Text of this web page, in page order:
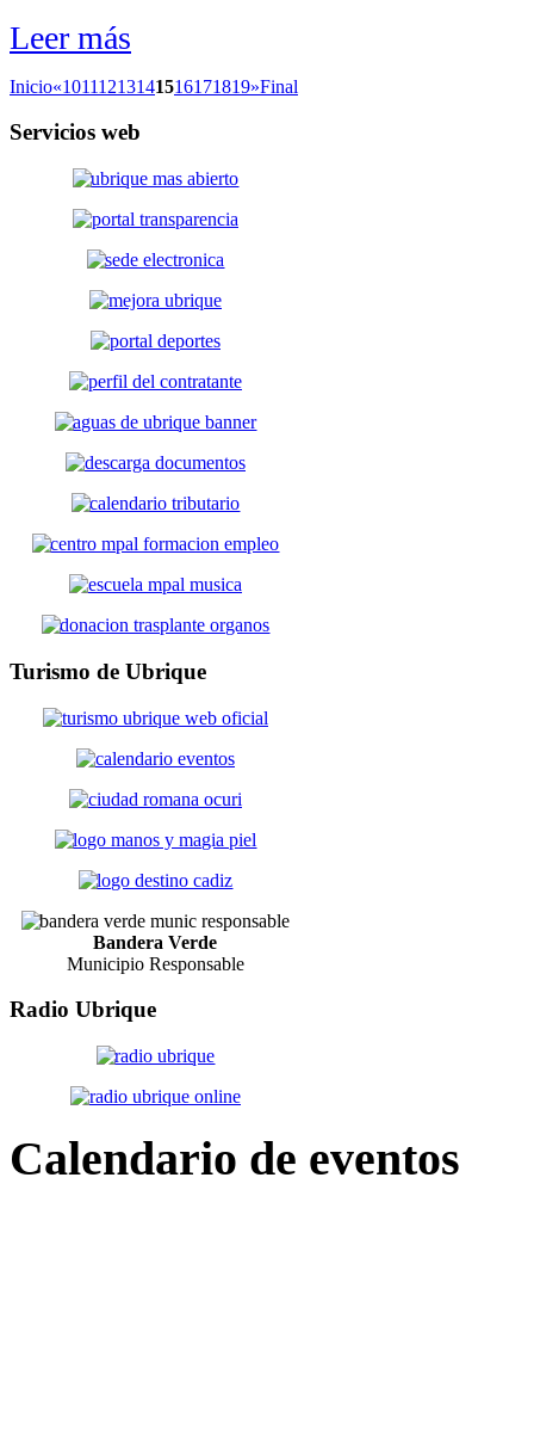
Leer más
Inicio«10111213141516171819»Final
Servicios web
Turismo de Ubrique
Bandera Verde
Municipio Responsable
Radio Ubrique
Calendario de eventos